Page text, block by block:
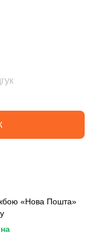
«Нова Пошта»